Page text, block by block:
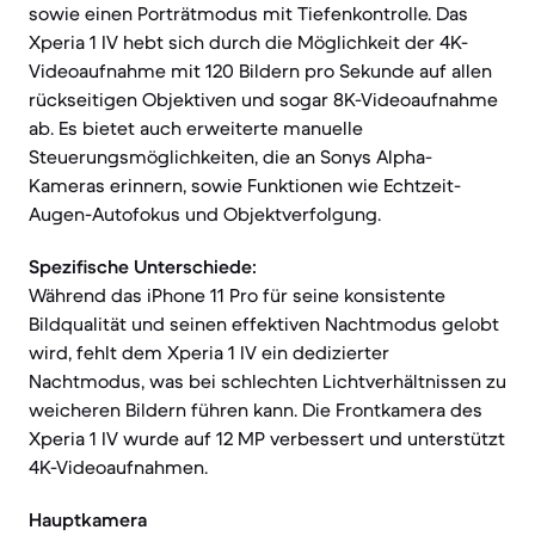
sowie einen Porträtmodus mit Tiefenkontrolle. Das
Xperia 1 IV hebt sich durch die Möglichkeit der 4K-
Videoaufnahme mit 120 Bildern pro Sekunde auf allen
rückseitigen Objektiven und sogar 8K-Videoaufnahme
ab. Es bietet auch erweiterte manuelle
Steuerungsmöglichkeiten, die an Sonys Alpha-
Kameras erinnern, sowie Funktionen wie Echtzeit-
Augen-Autofokus und Objektverfolgung.
Spezifische Unterschiede:
Während das iPhone 11 Pro für seine konsistente
Bildqualität und seinen effektiven Nachtmodus gelobt
wird, fehlt dem Xperia 1 IV ein dedizierter
Nachtmodus, was bei schlechten Lichtverhältnissen zu
weicheren Bildern führen kann. Die Frontkamera des
Xperia 1 IV wurde auf 12 MP verbessert und unterstützt
4K-Videoaufnahmen.
Hauptkamera